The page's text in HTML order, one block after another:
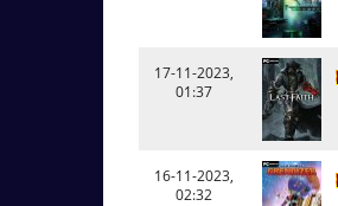
17-11-2023,
01:37
16-11-2023,
02:32